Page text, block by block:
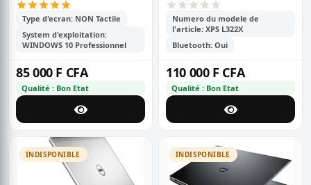
Type d'ecran: NON Tactile
System d'exploitation:
WINDOWS 10 Professionnel
85 000 F CFA
Qualité : Bon Etat
Numero du modele de
l'article: XPS L322X
Bluetooth: Oui
110 000 F CFA
Qualité : Bon Etat
INDISPONIBLE INDISPONIBLE